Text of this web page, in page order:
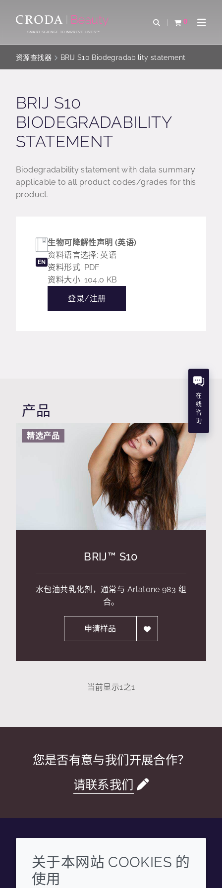
CONTENTSMART SCIENCE TO IMPROVE LIVES™
Open Search
0
查看购物车Open
资源查找器 BRIJ S10 Biodegradability statement
BRIJ S10
BIODEGRADABILITY
STATEMENT
Biodegradability statement with data summary
applicable to all product codes/grades for this
product.
EN
生物可降解性声明 (英语)
资料语言选择: 英语
资料形式: PDF
资料大小: 104.0 KB
登录/注册
产品
精选产品
BRIJ™ S10
水包油共乳化剂，通常与 Arlatone 983 组
合。
申请样品
当前显示1之1
您是否有意与我们开展合作？
请联系我们
WechatYouku Zhihu Tiktok
企业
关于本网站 COOKIES 的
使用
在
线
咨
询